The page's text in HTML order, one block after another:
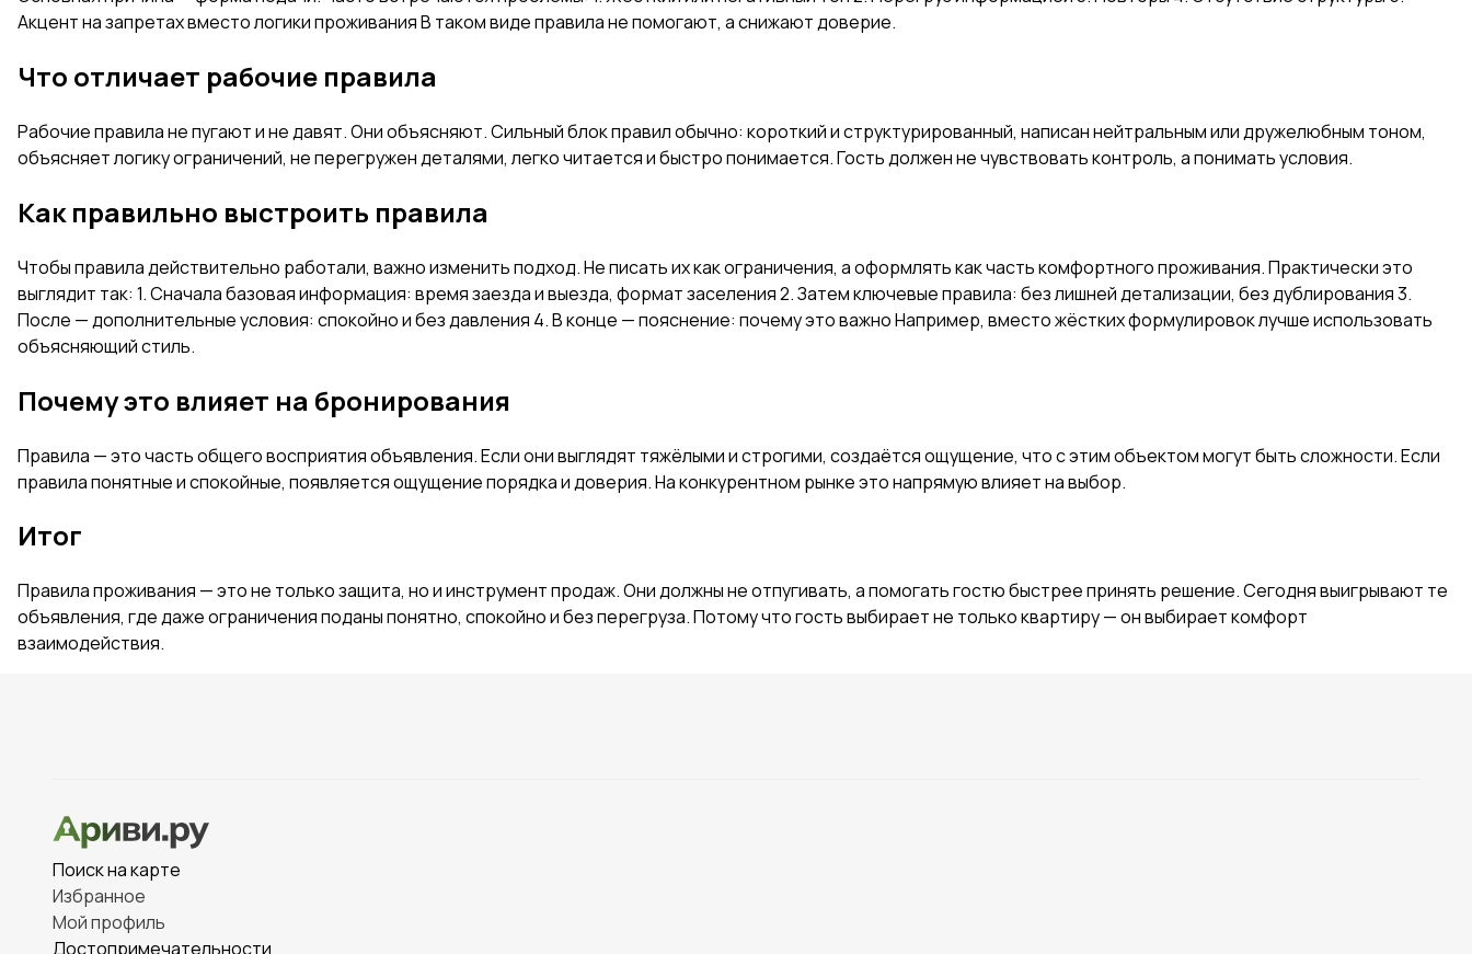
Акцент на запретах вместо логики проживания В таком виде правила не помогают, а снижают доверие.
Что отличает рабочие правила
Рабочие правила не пугают и не давят. Они объясняют. Сильный блок правил обычно: короткий и структурированный, написан нейтральным или дружелюбным тоном,
объясняет логику ограничений, не перегружен деталями, легко читается и быстро понимается. Гость должен не чувствовать контроль, а понимать условия.
Как правильно выстроить правила
Чтобы правила действительно работали, важно изменить подход. Не писать их как ограничения, а оформлять как часть комфортного проживания. Практически это
выглядит так: 1. Сначала базовая информация: время заезда и выезда, формат заселения 2. Затем ключевые правила: без лишней детализации, без дублирования 3.
После — дополнительные условия: спокойно и без давления 4. В конце — пояснение: почему это важно Например, вместо жёстких формулировок лучше использовать
объясняющий стиль.
Почему это влияет на бронирования
Правила — это часть общего восприятия объявления. Если они выглядят тяжёлыми и строгими, создаётся ощущение, что с этим объектом могут быть сложности. Если
правила понятные и спокойные, появляется ощущение порядка и доверия. На конкурентном рынке это напрямую влияет на выбор.
Итог
Правила проживания — это не только защита, но и инструмент продаж. Они должны не отпугивать, а помогать гостю быстрее принять решение. Сегодня выигрывают те
объявления, где даже ограничения поданы понятно, спокойно и без перегруза. Потому что гость выбирает не только квартиру — он выбирает комфорт
взаимодействия.
Поиск на карте
Избранное
Мой профиль
Достопримечательности